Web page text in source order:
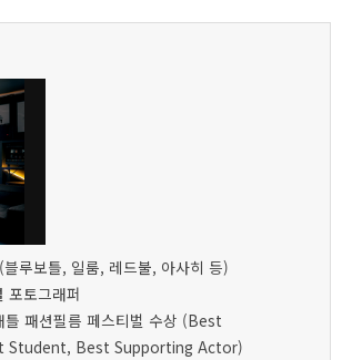
루보틀, 일룸, 레드불, 아사히 등)
토그래퍼
패션필름 페스티벌 수상 (Best
Student, Best Supporting Actor)